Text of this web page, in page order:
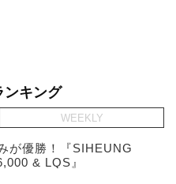
ンキング
WEEKLY
が優勝！『SIHEUNG
& LQS』